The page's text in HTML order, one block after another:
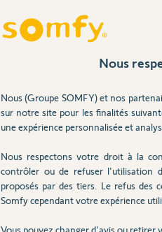
Participer au
Aucune réponse
Nous
Nous (Groupe SOMFY) et nos
sur notre site pour les finalités
une expérience personnalisée et
Nous respectons votre droit à la
contrôler ou de refuser l'utilisation
proposés par des tiers. Le refus des
Somfy cependant votre expérience
Vous pouvez changer d'avis ou